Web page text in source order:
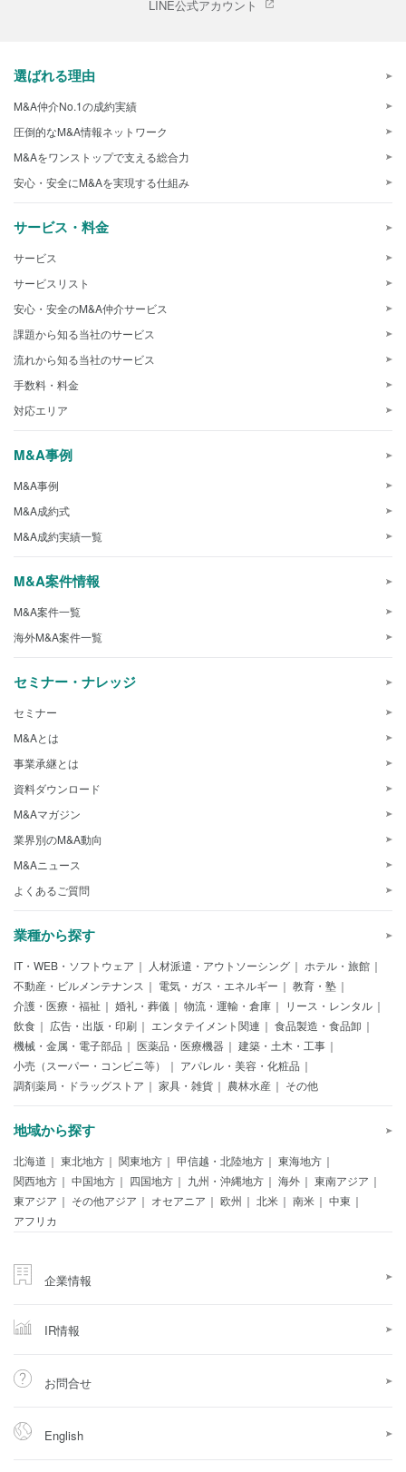
LINE公式アカウント
選ばれる理由
M&A仲介No.1の成約実績
圧倒的なM&A情報ネットワーク
M&Aをワンストップで支える総合力
安心・安全にM&Aを実現する仕組み
サービス・料金
サービス
サービスリスト
安心・安全のM&A仲介サービス
課題から知る当社のサービス
流れから知る当社のサービス
手数料・料金
対応エリア
M&A事例
M&A事例
M&A成約式
M&A成約実績一覧
M&A案件情報
M&A案件一覧
海外M&A案件一覧
セミナー・ナレッジ
セミナー
M&Aとは
事業承継とは
資料ダウンロード
M&Aマガジン
業界別のM&A動向
M&Aニュース
よくあるご質問
業種から探す
IT・WEB・ソフトウェア 人材派遣・アウトソーシング
ホテル・旅館
不動産・ビルメンテナンス
電気・ガス・エネルギー
教育・塾
介護・医療・福祉
婚礼・葬儀 物流・運輸・倉庫
リース・レンタル
飲食
広告・出版・印刷 エンタテイメント関連
食品製造・食品卸
機械・金属・電子部品
医薬品・医療機器
建築・土木・工事
小売（スーパー・コンビニ等）
アパレル・美容・化粧品
調剤薬局・ドラッグストア
家具・雑貨 農林水産 その他
地域から探す
北海道 東北地方 関東地方 甲信越・北陸地方
東海地方
関西地方
中国地方 四国地方 九州・沖縄地方 海外
東南アジア
東アジア
その他アジア オセアニア 欧州 北米 南米
中東
アフリカ
企業情報
IR情報
お問合せ
English